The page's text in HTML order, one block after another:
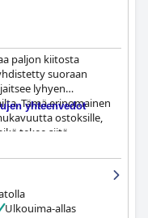
paljon kiitosta
suoraan
lyhyen
Tämä erinomainen
ostoksille,
tekee siitä
ja huoneita
muotoilun ja
siivousongelmia
yhteenvedot
Ulkouima-allas